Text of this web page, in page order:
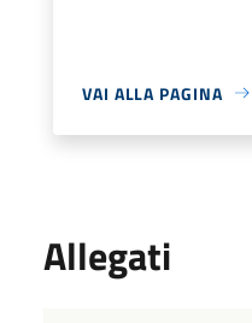
VAI ALLA PAGINA
Allegati